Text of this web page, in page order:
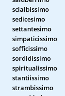
scialbissimo
sedicesimo
settantesimo
simpaticissimo
sofficissimo
sordidissimo
spiritualissimo
stantiissimo
strambissimo